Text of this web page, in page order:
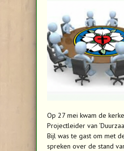
Op 27 mei kwam de
Projectleider van
Bijl was te gast om met
spreken over de stand